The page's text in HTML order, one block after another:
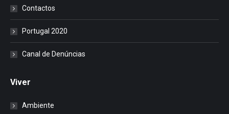
Contactos
Portugal 2020
Canal de Denúncias
Viver
Ambiente